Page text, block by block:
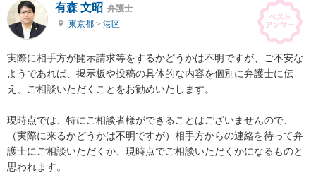
有森 文昭 弁護士
東京都 > 港区
実際に相手方が開示請求等をするかどうかは不明ですが、ご不安な
ようであれば、掲示板や投稿の具体的な内容を個別に弁護士に伝
え、ご相談いただくことをお勧めいたします。
現時点では、特にご相談者様ができることはございませんので、
（実際に来るかどうかは不明ですが）相手方からの連絡を待って弁
護士にご相談いただくか、現時点でご相談いただくかになるものと
思われます。